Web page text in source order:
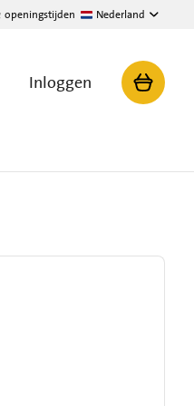
openingstijden Nederland
Inloggen